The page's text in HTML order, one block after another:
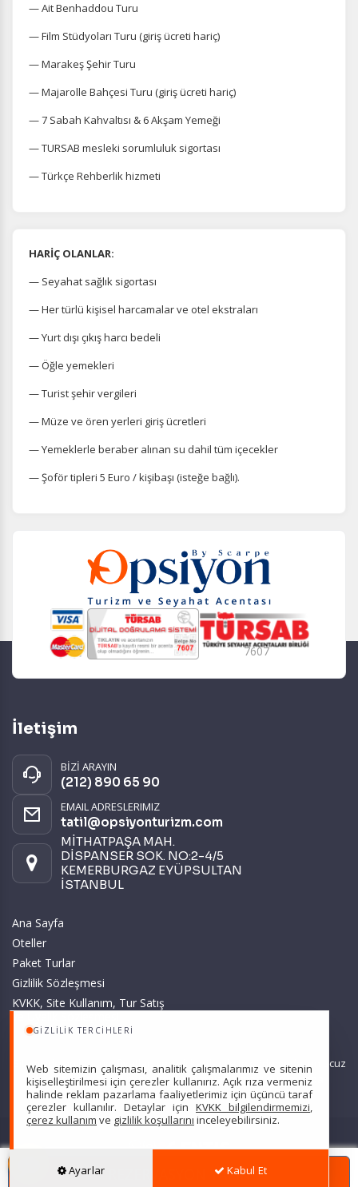
GIZLILIK TERCIHLERI
Web sitemizin çalışması, analitik çalışmalarımız ve sitenin
kişiselleştirilmesi için çerezler kullanırız. Açık rıza vermeniz
halinde reklam pazarlama faaliyetlerimiz için üçüncü taraf
çerezler kullanılır. Detaylar için KVKK bilgilendirmemizi,
çerez kullanım ve gizlilik koşullarını inceleyebilirsiniz.
Ayarlar Kabul Et
REZERVASYON YAPIN
— Ait Benhaddou Turu
— Film Stüdyoları Turu (giriş ücreti hariç)
— Marakeş Şehir Turu
— Majarolle Bahçesi Turu (giriş ücreti hariç)
— 7 Sabah Kahvaltısı & 6 Akşam Yemeği
— TURSAB mesleki sorumluluk sigortası
— Türkçe Rehberlik hizmeti
HARİÇ OLANLAR:
— Seyahat sağlık sigortası
— Her türlü kişisel harcamalar ve otel ekstraları
— Yurt dışı çıkış harcı bedeli
— Öğle yemekleri
— Turist şehir vergileri
— Müze ve ören yerleri giriş ücretleri
— Yemeklerle beraber alınan su dahil tüm içecekler
— Şoför tipleri 5 Euro / kişibaşı (isteğe bağlı).
7607
İletişim
BİZİ ARAYIN
(212) 890 65 90
EMAIL ADRESLERIMIZ
tatil@opsiyonturizm.com
MİTHATPAŞA MAH.
DİSPANSER SOK. NO:2-4/5
KEMERBURGAZ EYÜPSULTAN
İSTANBUL
Ana Sayfa
Oteller
Paket Turlar
Gizlilik Sözleşmesi
KVKK, Site Kullanım, Tur Satış
Sitemizde anılan tüm fiyatlar, geçerli kartlar ile tek ödemede, en ucuz
başlangıç fiyatlardır ve yeterli kontenjan olması durumunda
geçerlidir.
Scarpe Turizm Seyahat Acentası Türsab: 7607 • Hizmet Sözleşmesi
Gizlilik Sözleşmesi